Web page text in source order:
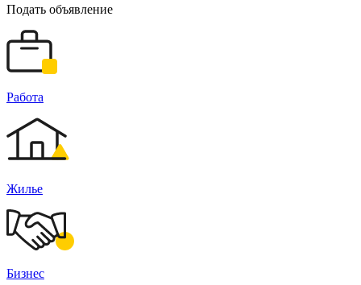
Подать объявление
Работа
Жилье
Бизнес